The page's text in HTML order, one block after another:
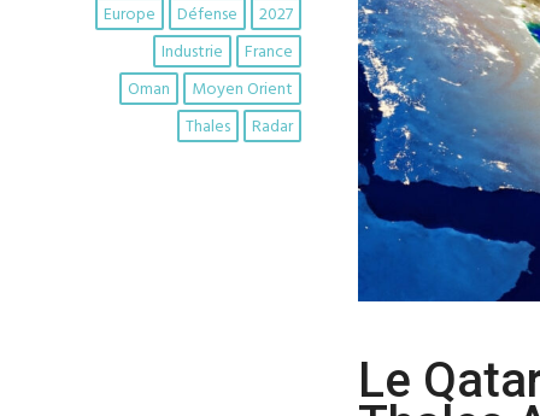
2027
Défense
Europe
France
Industrie
Moyen Orient
Oman
Radar
Thales
Le